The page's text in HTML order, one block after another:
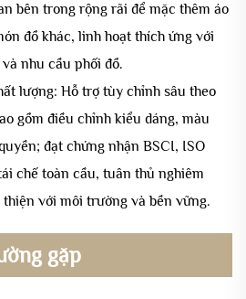
bên trong rộng rãi để mặc thêm áo
đồ khác, linh hoạt thích ứng với
nhu cầu phối đồ.
lượng: Hỗ trợ tùy chỉnh sâu theo
gồm điều chỉnh kiểu dáng, màu
đạt chứng nhận BSCI, ISO
chế toàn cầu, tuân thủ nghiêm
với môi trường và bền vững.
gặp